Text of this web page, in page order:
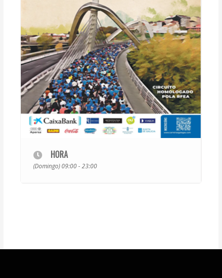
HORA
(Domingo) 09:00 - 23:00